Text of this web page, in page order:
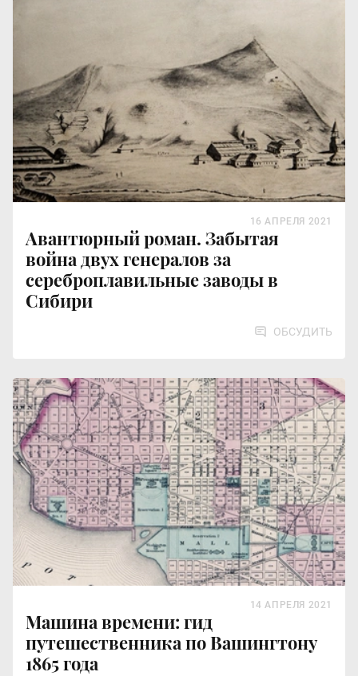
Авантюрный роман. Забытая
война двух генералов за
сереброплавильные заводы в
Сибири
16 АПРЕЛЯ 2021
ОБСУДИТЬ
Машина времени: гид
путешественника по Вашингтону
1865 года
14 АПРЕЛЯ 2021